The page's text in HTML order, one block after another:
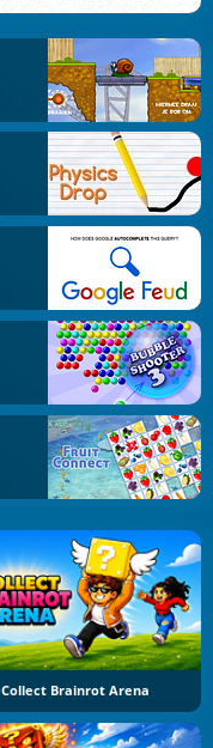
Collect Brainrot Arena